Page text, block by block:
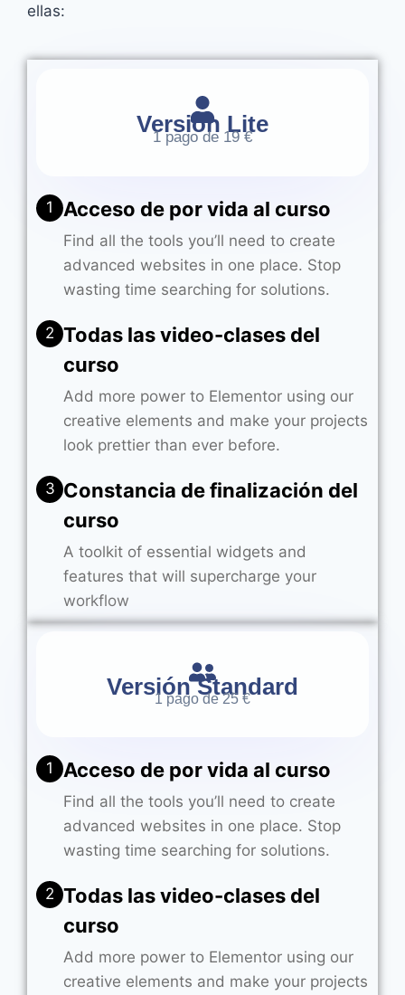
ellas:
Versión Lite
1 pago de 19 €
1 Acceso de por vida al curso
Find all the tools you’ll need to create
advanced websites in one place. Stop
wasting time searching for solutions.
2 Todas las video-clases del
curso
Add more power to Elementor using our
creative elements and make your projects
look prettier than ever before.
3 Constancia de finalización del
curso
A toolkit of essential widgets and
features that will supercharge your
workflow
Versión Standard
1 pago de 25 €
1 Acceso de por vida al curso
Find all the tools you’ll need to create
advanced websites in one place. Stop
wasting time searching for solutions.
2 Todas las video-clases del
curso
Add more power to Elementor using our
creative elements and make your projects